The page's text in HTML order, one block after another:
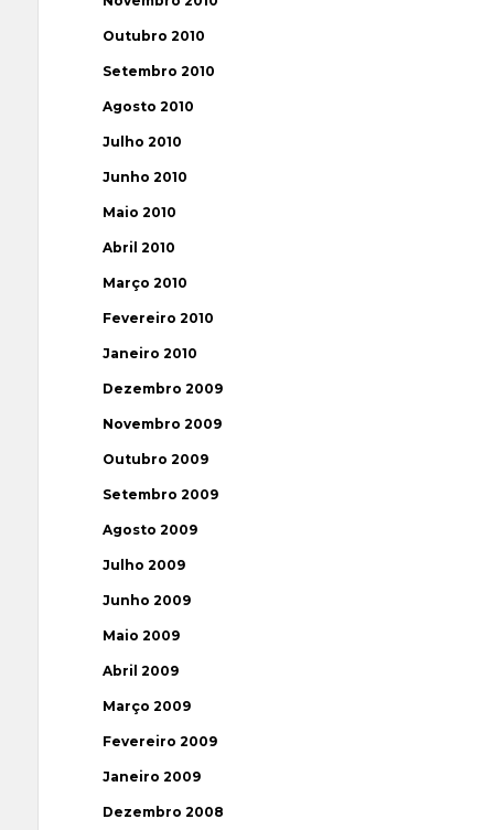
Outubro 2010
Setembro 2010
Agosto 2010
Julho 2010
Junho 2010
Maio 2010
Abril 2010
Março 2010
Fevereiro 2010
Janeiro 2010
Dezembro 2009
Novembro 2009
Outubro 2009
Setembro 2009
Agosto 2009
Julho 2009
Junho 2009
Maio 2009
Abril 2009
Março 2009
Fevereiro 2009
Janeiro 2009
Dezembro 2008